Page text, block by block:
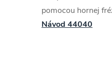
pomocou hornej
Návod 44040